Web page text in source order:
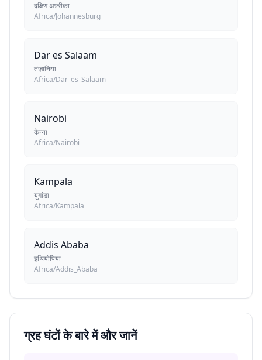
दक्षिण अफ़्रीका
Africa/Johannesburg
Dar es Salaam
तंज़ानिया
Africa/Dar_es_Salaam
Nairobi
केन्या
Africa/Nairobi
Kampala
युगांडा
Africa/Kampala
Addis Ababa
इथियोपिया
Africa/Addis_Ababa
ग्रह घंटों के बारे में और जानें